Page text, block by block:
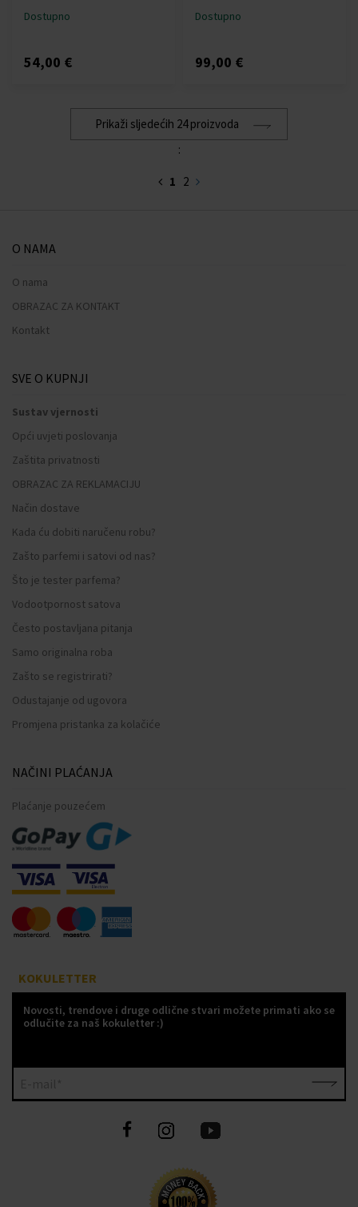
Dostupno
54,00 €
Dostupno
99,00 €
Prikaži sljedećih 24 proizvoda
:
1 2
O NAMA
O nama
OBRAZAC ZA KONTAKT
Kontakt
SVE O KUPNJI
Sustav vjernosti
Opći uvjeti poslovanja
Zaštita privatnosti
OBRAZAC ZA REKLAMACIJU
Način dostave
Kada ću dobiti naručenu robu?
Zašto parfemi i satovi od nas?
Što je tester parfema?
Vodootpornost satova
Često postavljana pitanja
Samo originalna roba
Zašto se registrirati?
Odustajanje od ugovora
Promjena pristanka za kolačiće
NAČINI PLAĆANJA
Plaćanje pouzećem
KOKULETTER
Novosti, trendove i druge odlične stvari možete primati ako se
odlučite za naš kokuletter :)